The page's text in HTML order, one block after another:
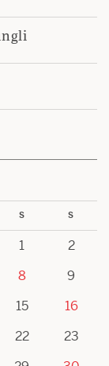
S S
1
2
8
9
15
16
22
23